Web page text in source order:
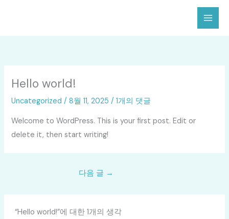
Hello world!
Uncategorized /8월 11, 2025/1개의 댓글
Welcome to WordPress. This is your first post. Edit or
delete it, then start writing!
다음 글 →
“Hello world!”에 대한 1개의 생각